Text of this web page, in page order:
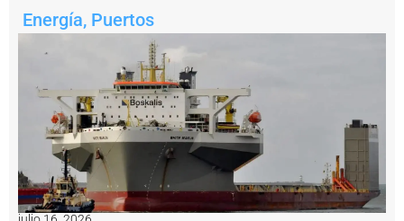
s
a
a
i
X
i
Energía, Puertos